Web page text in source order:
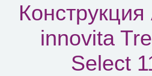
innovita
Select